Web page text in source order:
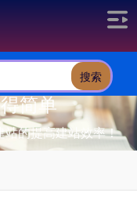
搜索
简单
的提高建站效率！